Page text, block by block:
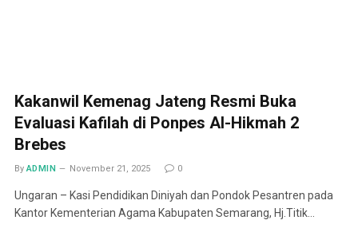
Kakanwil Kemenag Jateng Resmi Buka
Evaluasi Kafilah di Ponpes Al-Hikmah 2
Brebes
By ADMIN November 21, 2025 0
Ungaran – Kasi Pendidikan Diniyah dan Pondok Pesantren pada
Kantor Kementerian Agama Kabupaten Semarang, Hj.Titik…